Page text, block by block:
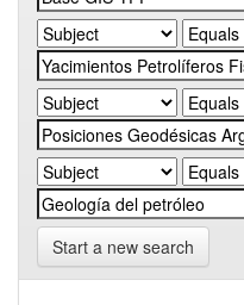
Start a new search